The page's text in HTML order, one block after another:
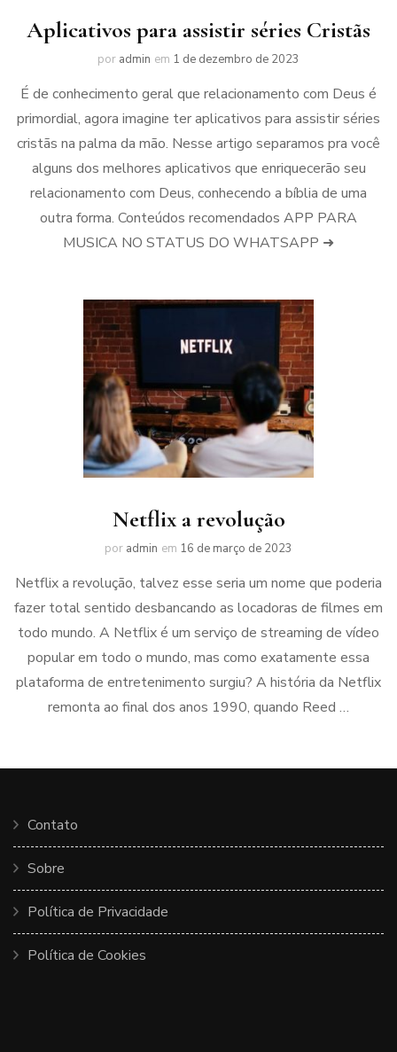
Aplicativos para assistir séries Cristãs
por admin em 1 de dezembro de 2023
É de conhecimento geral que relacionamento com Deus é
primordial, agora imagine ter aplicativos para assistir séries
cristãs na palma da mão. Nesse artigo separamos pra você
alguns dos melhores aplicativos que enriquecerão seu
relacionamento com Deus, conhecendo a bíblia de uma
outra forma. Conteúdos recomendados APP PARA
MUSICA NO STATUS DO WHATSAPP ➜
Netflix a revolução
por admin em 16 de março de 2023
Netflix a revolução, talvez esse seria um nome que poderia
fazer total sentido desbancando as locadoras de filmes em
todo mundo. A Netflix é um serviço de streaming de vídeo
popular em todo o mundo, mas como exatamente essa
plataforma de entretenimento surgiu? A história da Netflix
remonta ao final dos anos 1990, quando Reed …
Contato
Sobre
Política de Privacidade
Política de Cookies